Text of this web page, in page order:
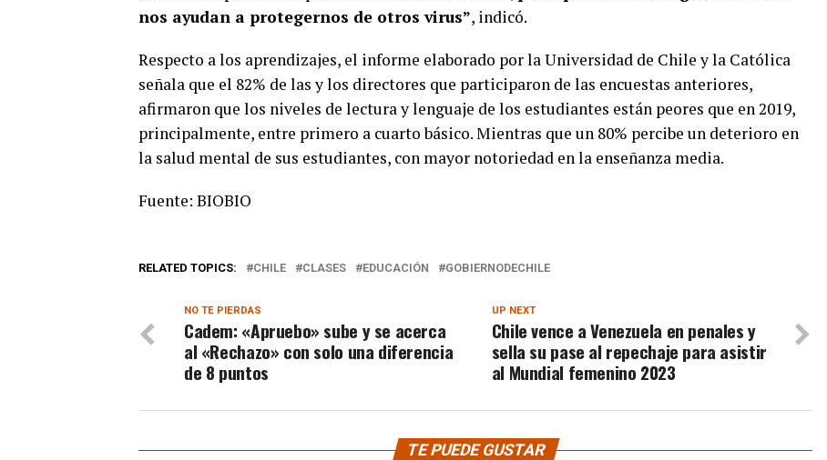
nos ayudan a protegernos de otros virus”, indicó.
Respecto a los aprendizajes, el informe elaborado por la Universidad de Chile y la Católica
señala que el 82% de las y los directores que participaron de las encuestas anteriores,
afirmaron que los niveles de lectura y lenguaje de los estudiantes están peores que en 2019,
principalmente, entre primero a cuarto básico. Mientras que un 80% percibe un deterioro en
la salud mental de sus estudiantes, con mayor notoriedad en la enseñanza media.
Fuente: BIOBIO
RELATED TOPICS: CHILE CLASES EDUCACIÓN GOBIERNODECHILE
UP NEXT
Chile vence a Venezuela en penales y
sella su pase al repechaje para asistir
al Mundial femenino 2023
NO TE PIERDAS
Cadem: «Apruebo» sube y se acerca
al «Rechazo» con solo una diferencia
de 8 puntos
TE PUEDE GUSTAR